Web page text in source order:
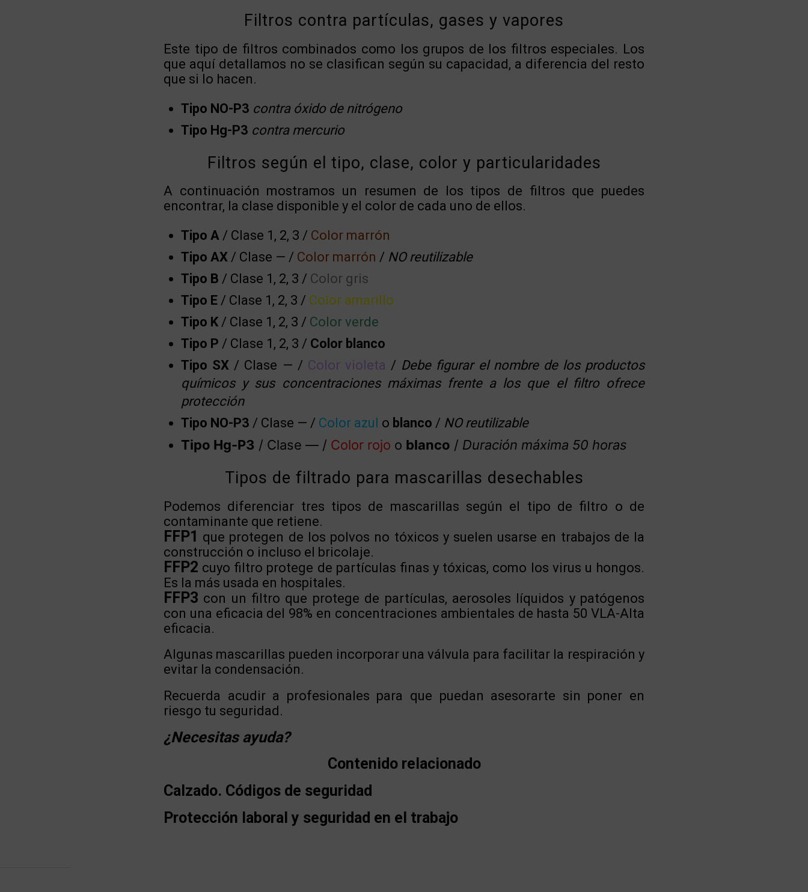
Filtros contra partículas, gases y vapores
Este tipo de filtros combinados como los grupos de los filtros especiales. Los
que aquí detallamos no se clasifican según su capacidad, a diferencia del resto
que si lo hacen.
Tipo NO-P3 contra óxido de nitrógeno
Tipo Hg-P3 contra mercurio
Filtros según el tipo, clase, color y particularidades
A continuación mostramos un resumen de los tipos de filtros que puedes
encontrar, la clase disponible y el color de cada uno de ellos.
Tipo A / Clase 1, 2, 3 / Color marrón
Tipo AX / Clase — / Color marrón / NO reutilizable
Tipo B / Clase 1, 2, 3 / Color gris
Tipo E / Clase 1, 2, 3 / Color amarillo
Tipo K / Clase 1, 2, 3 / Color verde
Tipo P / Clase 1, 2, 3 / Color blanco
Tipo SX / Clase — / Color violeta / Debe figurar el nombre de los productos
químicos y sus concentraciones máximas frente a los que el filtro ofrece
protección
Tipo NO-P3 / Clase — / Color azul o blanco / NO reutilizable
Tipo Hg-P3 / Clase — / Color rojo o blanco / Duración máxima 50 horas
Tipos de filtrado para mascarillas desechables
Podemos diferenciar tres tipos de mascarillas según el tipo de filtro o de
contaminante que retiene.
FFP1 que protegen de los polvos no tóxicos y suelen usarse en trabajos de la
construcción o incluso el bricolaje.
FFP2 cuyo filtro protege de partículas finas y tóxicas, como los virus u hongos.
Es la más usada en hospitales.
FFP3 con un filtro que protege de partículas, aerosoles líquidos y patógenos
con una eficacia del 98% en concentraciones ambientales de hasta 50 VLA-Alta
eficacia.
Algunas mascarillas pueden incorporar una válvula para facilitar la respiración y
evitar la condensación.
Recuerda acudir a profesionales para que puedan asesorarte sin poner en
riesgo tu seguridad.
¿Necesitas ayuda?
Contenido relacionado
Calzado. Códigos de seguridad
Protección laboral y seguridad en el trabajo